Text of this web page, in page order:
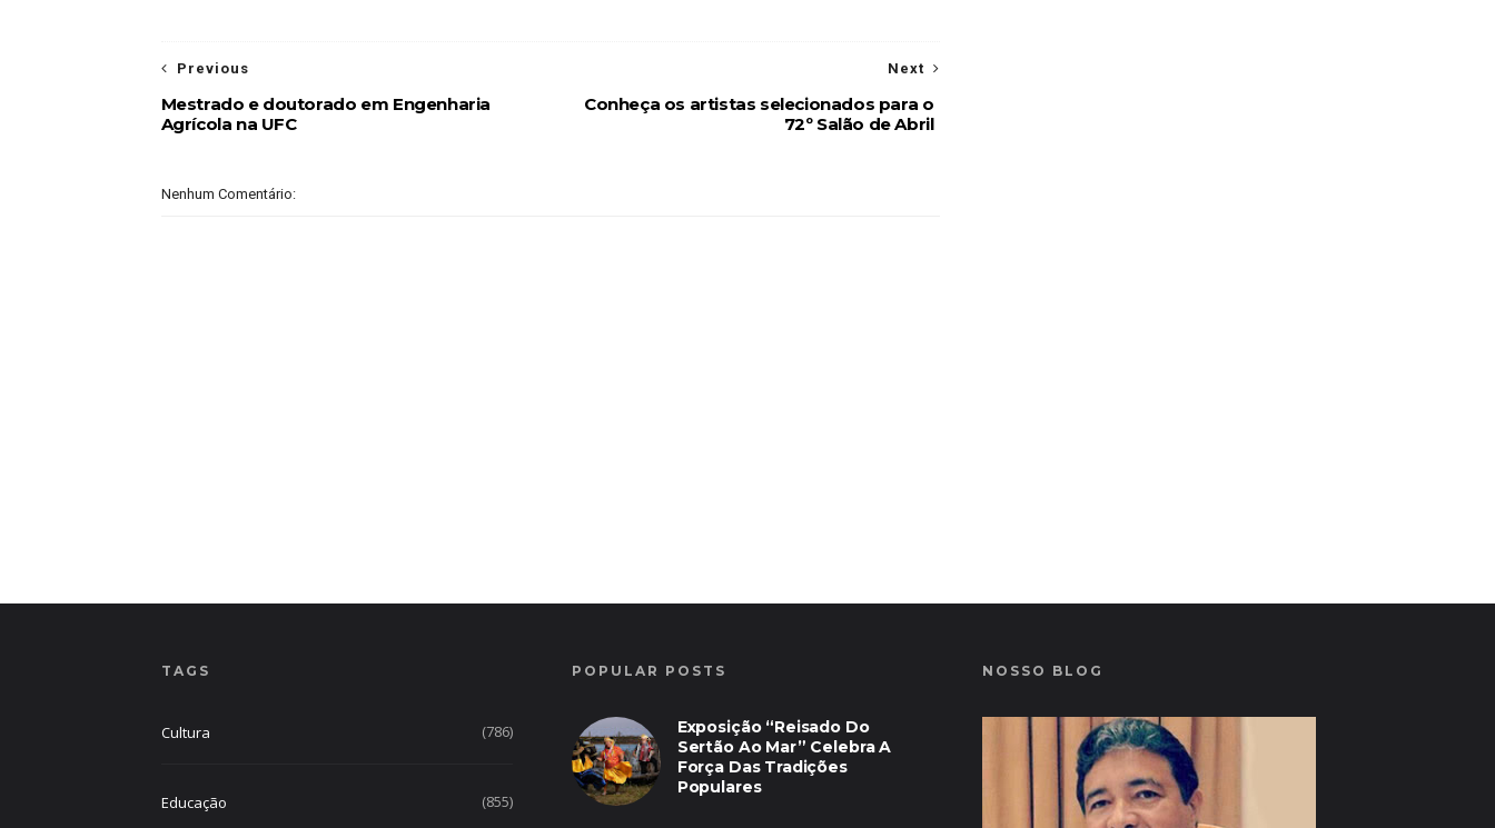
Next
Conheça os artistas selecionados para o
72º Salão de Abril
Previous
Mestrado e doutorado em Engenharia
Agrícola na UFC
Nenhum Comentário:
TAGS
Cultura (786)
Educação (855)
POPULAR POSTS
Exposição “Reisado Do
Sertão Ao Mar” Celebra A
Força Das Tradições
Populares
NOSSO BLOG